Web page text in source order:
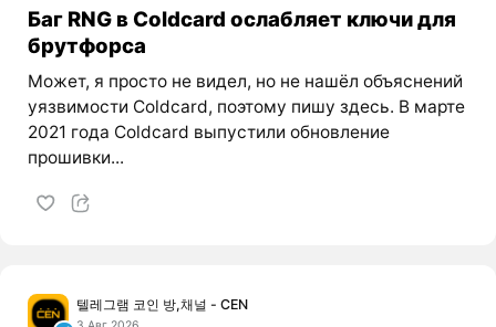
Баг RNG в Coldcard ослабляет ключи для
брутфорса
Может, я просто не видел, но не нашёл объяснений
уязвимости Coldcard, поэтому пишу здесь. В марте
2021 года Coldcard выпустили обновление
прошивки...
텔레그램 코인 방,채널 - CEN